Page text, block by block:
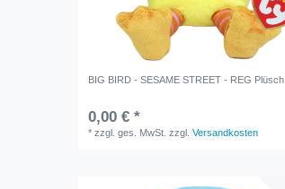
BIG BIRD - SESAME STREET - REG Plüsch
0,00 € *
*zzgl. ges. MwSt. zzgl.Versandkosten